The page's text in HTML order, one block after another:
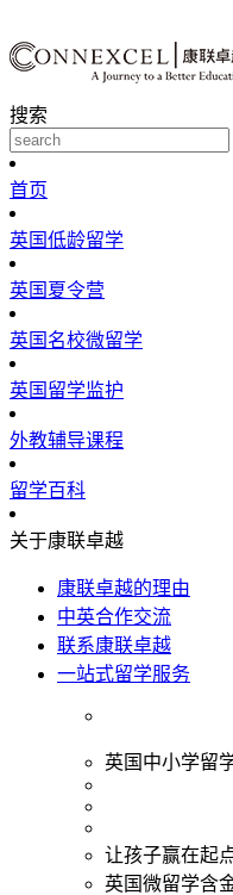
搜索
首页
英国低龄留学
英国夏令营
英国名校微留学
英国留学监护
外教辅导课程
留学百科
关于康联卓越
康联卓越的理由
中英合作交流
联系康联卓越
一站式留学服务
英国中小学留
让孩子赢在起
英国微留学含